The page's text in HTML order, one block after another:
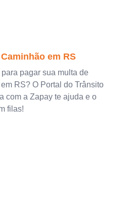
em RS
pagar sua multa de
RS? O Portal do Trânsito
com a Zapay te ajuda e o
filas!